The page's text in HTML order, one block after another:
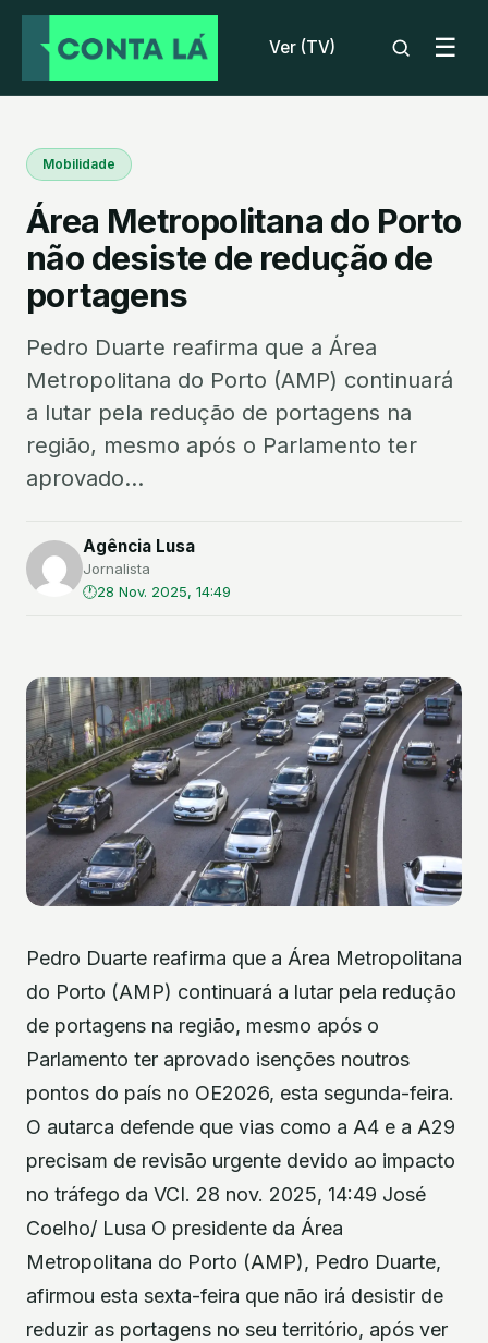
Ver (TV) ☰
Mobilidade
Área Metropolitana do Porto
não desiste de redução de
portagens
Pedro Duarte reafirma que a Área
Metropolitana do Porto (AMP) continuará
a lutar pela redução de portagens na
região, mesmo após o Parlamento ter
aprovado...
Agência Lusa
Jornalista
28 Nov. 2025, 14:49
Pedro Duarte reafirma que a Área Metropolitana
do Porto (AMP) continuará a lutar pela redução
de portagens na região, mesmo após o
Parlamento ter aprovado isenções noutros
pontos do país no OE2026, esta segunda-feira.
O autarca defende que vias como a A4 e a A29
precisam de revisão urgente devido ao impacto
no tráfego da VCI. 28 nov. 2025, 14:49 José
Coelho/ Lusa O presidente da Área
Metropolitana do Porto (AMP), Pedro Duarte,
afirmou esta sexta-feira que não irá desistir de
reduzir as portagens no seu território, após ver